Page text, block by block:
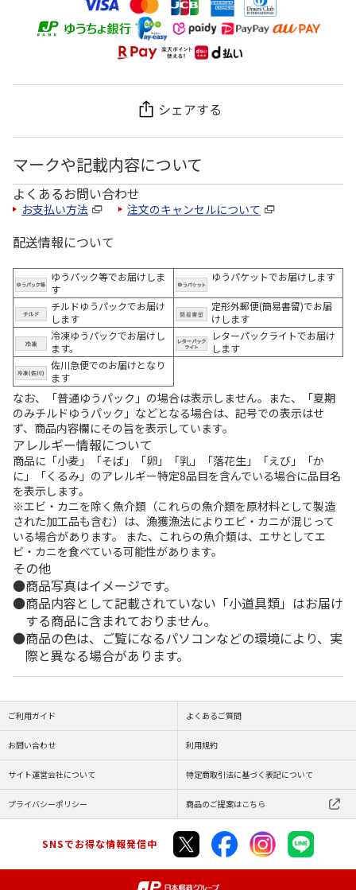
シェアする
マークや記載内容について
よくあるお問い合わせ
お支払い方法 注文のキャンセルについて
配送情報について
ゆうパック等でお届けしま
す
ゆうパケットでお届けします
チルドゆうパックでお届け
します
定形外郵便(簡易書留)でお届
けします
冷凍ゆうパックでお届けし
ます。
レターパックライトでお届け
します
佐川急便でのお届けとなり
ます
なお、「普通ゆうパック」の場合は表示しません。また、「夏期
のみチルドゆうパック」などとなる場合は、記号での表示はせ
ず、商品内容欄にその旨を表示しています。
アレルギー情報について
商品に「小麦」「そば」「卵」「乳」「落花生」「えび」「か
に」「くるみ」のアレルギー特定8品目を含んでいる場合に品目名
を表示します。
※エビ・カニを除く魚介類（これらの魚介類を原材料として製造
された加工品も含む）は、漁獲漁法によりエビ・カニが混じって
いる場合があります。 また、これらの魚介類は、エサとしてエ
ビ・カニを食べている可能性があります。
その他
商品写真はイメージです。
商品内容として記載されていない「小道具類」はお届け
する商品に含まれておりません。
商品の色は、ご覧になるパソコンなどの環境により、実
際と異なる場合があります。
ご利用ガイド よくあるご質問
お問い合わせ 利用規約
サイト運営会社について 特定商取引法に基づく表記について
プライバシーポリシー 商品のご提案はこちら
SNSでお得な情報発信中